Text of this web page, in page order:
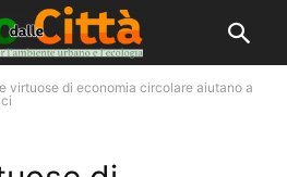
virtuose di economia circolare aiutano a